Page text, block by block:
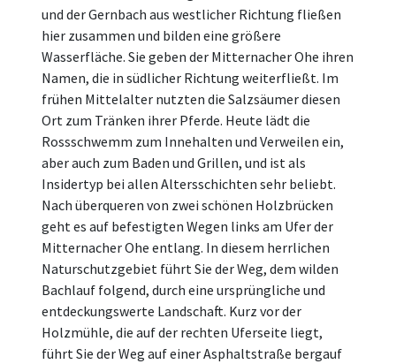
und der Gernbach aus westlicher Richtung fließen
hier zusammen und bilden eine größere
Wasserfläche. Sie geben der Mitternacher Ohe ihren
Namen, die in südlicher Richtung weiterfließt. Im
frühen Mittelalter nutzten die Salzsäumer diesen
Ort zum Tränken ihrer Pferde. Heute lädt die
Rossschwemm zum Innehalten und Verweilen ein,
aber auch zum Baden und Grillen, und ist als
Insidertyp bei allen Altersschichten sehr beliebt.
Nach überqueren von zwei schönen Holzbrücken
geht es auf befestigten Wegen links am Ufer der
Mitternacher Ohe entlang. In diesem herrlichen
Naturschutzgebiet führt Sie der Weg, dem wilden
Bachlauf folgend, durch eine ursprüngliche und
entdeckungswerte Landschaft. Kurz vor der
Holzmühle, die auf der rechten Uferseite liegt,
führt Sie der Weg auf einer Asphaltstraße bergauf